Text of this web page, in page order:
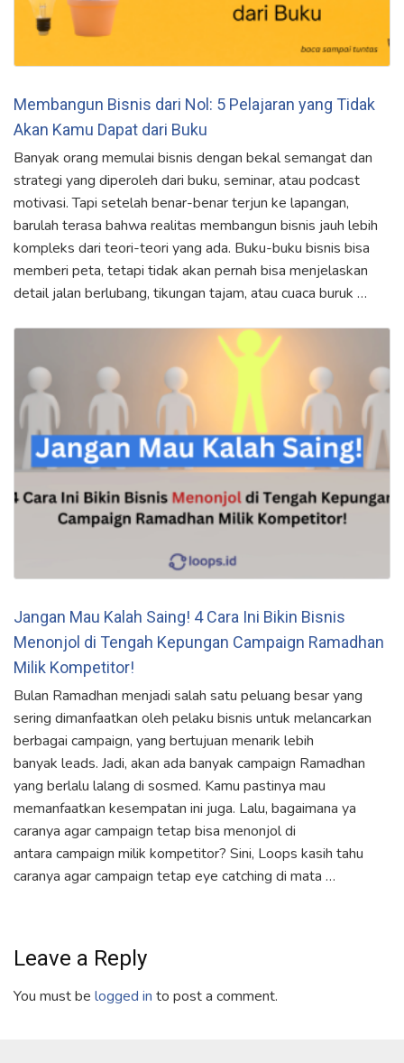
Membangun Bisnis dari Nol: 5 Pelajaran yang Tidak
Akan Kamu Dapat dari Buku
Banyak orang memulai bisnis dengan bekal semangat dan
strategi yang diperoleh dari buku, seminar, atau podcast
motivasi. Tapi setelah benar-benar terjun ke lapangan,
barulah terasa bahwa realitas membangun bisnis jauh lebih
kompleks dari teori-teori yang ada. Buku-buku bisnis bisa
memberi peta, tetapi tidak akan pernah bisa menjelaskan
detail jalan berlubang, tikungan tajam, atau cuaca buruk …
Jangan Mau Kalah Saing! 4 Cara Ini Bikin Bisnis
Menonjol di Tengah Kepungan Campaign Ramadhan
Milik Kompetitor!
Bulan Ramadhan menjadi salah satu peluang besar yang
sering dimanfaatkan oleh pelaku bisnis untuk melancarkan
berbagai campaign, yang bertujuan menarik lebih
banyak leads. Jadi, akan ada banyak campaign Ramadhan
yang berlalu lalang di sosmed. Kamu pastinya mau
memanfaatkan kesempatan ini juga. Lalu, bagaimana ya
caranya agar campaign tetap bisa menonjol di
antara campaign milik kompetitor? Sini, Loops kasih tahu
caranya agar campaign tetap eye catching di mata …
Leave a Reply
You must be logged in to post a comment.